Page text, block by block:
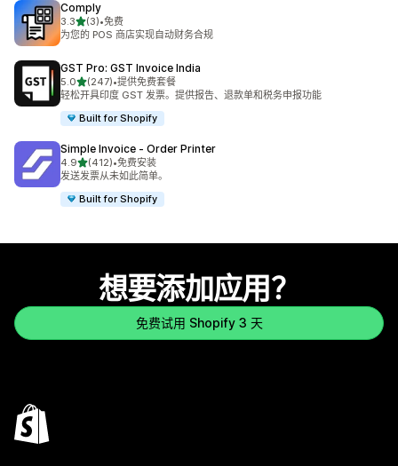
Comply
3.3星（满分 5 星）
(3)
总共 3 条评论
•免费
为您的 POS 商店实现自动财务合规
GST Pro: GST Invoice India
5.0星（满分 5 星）
(247)
总共 247 条评论
•提供免费套餐
轻松开具印度 GST 发票。提供报告、退款单和税务申报功能
Built for Shopify
Simple Invoice ‑ Order Printer
4.9星（满分 5 星）
(412)
总共 412 条评论
•免费安装
发送发票从未如此简单。
Built for Shopify
想要添加应用？
免费试用 Shopify 3 天